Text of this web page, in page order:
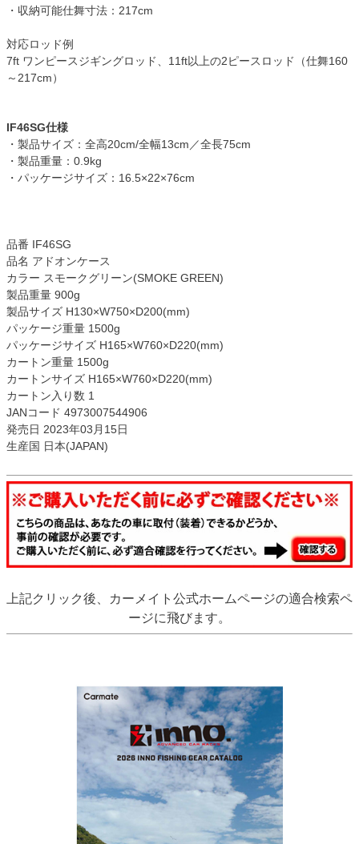
・収納可能仕舞寸法：217cm
対応ロッド例
7ft ワンピースジギングロッド、11ft以上の2ピースロッド（仕舞160
～217cm）
IF46SG仕様
・製品サイズ：全高20cm/全幅13cm／全長75cm
・製品重量：0.9kg
・パッケージサイズ：16.5×22×76cm
品番 IF46SG
品名 アドオンケース
カラー スモークグリーン(SMOKE GREEN)
製品重量 900g
製品サイズ H130×W750×D200(mm)
パッケージ重量 1500g
パッケージサイズ H165×W760×D220(mm)
カートン重量 1500g
カートンサイズ H165×W760×D220(mm)
カートン入り数 1
JANコード 4973007544906
発売日 2023年03月15日
生産国 日本(JAPAN)
上記クリック後、カーメイト公式ホームページの適合検索ペ
ージに飛びます。